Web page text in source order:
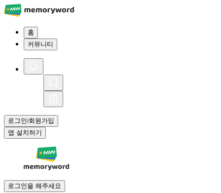
홈
커뮤니티
로그인/회원가입
앱 설치하기
로그인을 해주세요